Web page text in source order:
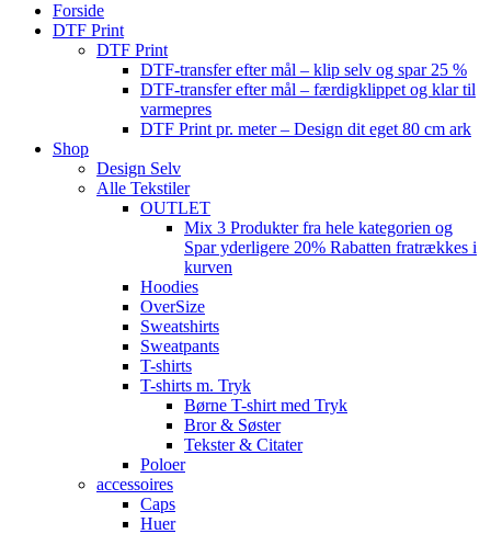
Forside
DTF Print
DTF Print
DTF-transfer efter mål – klip selv og spar 25 %
DTF-transfer efter mål – færdigklippet og klar til
varmepres
DTF Print pr. meter – Design dit eget 80 cm ark
Shop
Design Selv
Alle Tekstiler
OUTLET
Mix 3 Produkter fra hele kategorien og
Spar yderligere 20% Rabatten fratrækkes i
kurven
Hoodies
OverSize
Sweatshirts
Sweatpants
T-shirts
T-shirts m. Tryk
Børne T-shirt med Tryk
Bror & Søster
Tekster & Citater
Poloer
accessoires
Caps
Huer